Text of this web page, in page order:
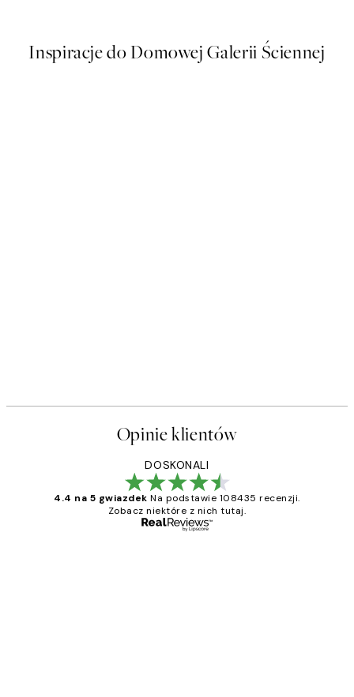
Inspiracje do Domowej Galerii Ściennej
Opinie klientów
DOSKONALI
4.4 na 5 gwiazdek Na podstawie 108435 recenzji.
Zobacz niektóre z nich tutaj.